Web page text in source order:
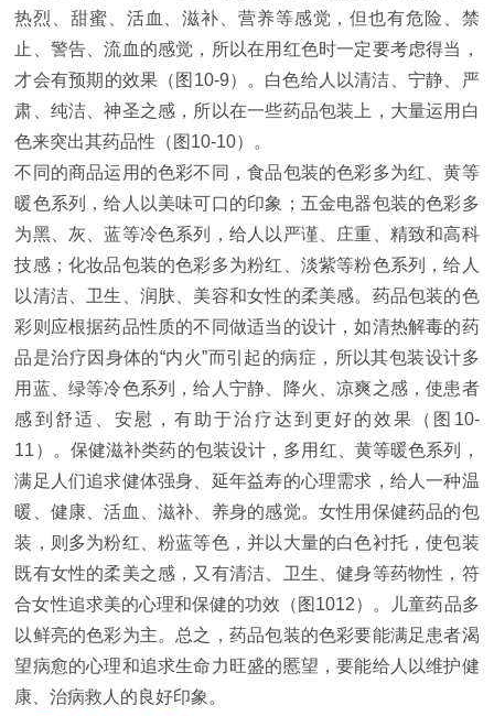
热烈、甜蜜、活血、滋补、营养等感觉，但也有危险、禁
止、警告、流血的感觉，所以在用红色时一定要考虑得当，
才会有预期的效果（图10-9）。白色给人以清洁、宁静、严
肃、纯洁、神圣之感，所以在一些药品包装上，大量运用白
色来突出其药品性（图10-10）。
不同的商品运用的色彩不同，食品包装的色彩多为红、黄等
暖色系列，给人以美味可口的印象；五金电器包装的色彩多
为黑、灰、蓝等冷色系列，给人以严谨、庄重、精致和高科
技感；化妆品包装的色彩多为粉红、淡紫等粉色系列，给人
以清洁、卫生、润肤、美容和女性的柔美感。药品包装的色
彩则应根据药品性质的不同做适当的设计，如清热解毒的药
品是治疗因身体的“内火”而引起的病症，所以其包装设计多
用蓝、绿等冷色系列，给人宁静、降火、凉爽之感，使患者
感到舒适、安慰，有助于治疗达到更好的效果（图10-
11）。保健滋补类药的包装设计，多用红、黄等暖色系列，
满足人们追求健体强身、延年益寿的心理需求，给人一种温
暖、健康、活血、滋补、养身的感觉。女性用保健药品的包
装，则多为粉红、粉蓝等色，并以大量的白色衬托，使包装
既有女性的柔美之感，又有清洁、卫生、健身等药物性，符
合女性追求美的心理和保健的功效（图1012）。儿童药品多
以鲜亮的色彩为主。总之，药品包装的色彩要能满足患者渴
望病愈的心理和追求生命力旺盛的慝望，要能给人以维护健
康、治病救人的良好印象。